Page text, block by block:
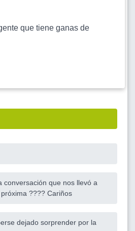
que tiene ganas de
conversación que nos llevó a
???? Cariños
dejado sorprender por la